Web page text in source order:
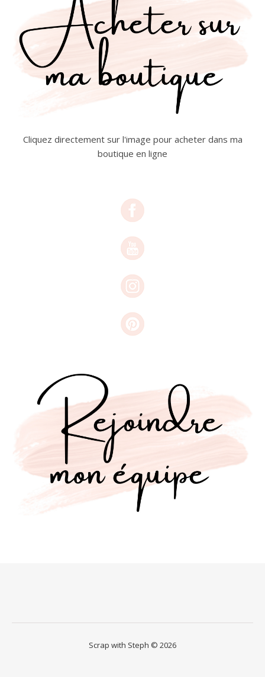
Cliquez directement sur l'image pour acheter dans ma
boutique en ligne
Scrap with Steph © 2026